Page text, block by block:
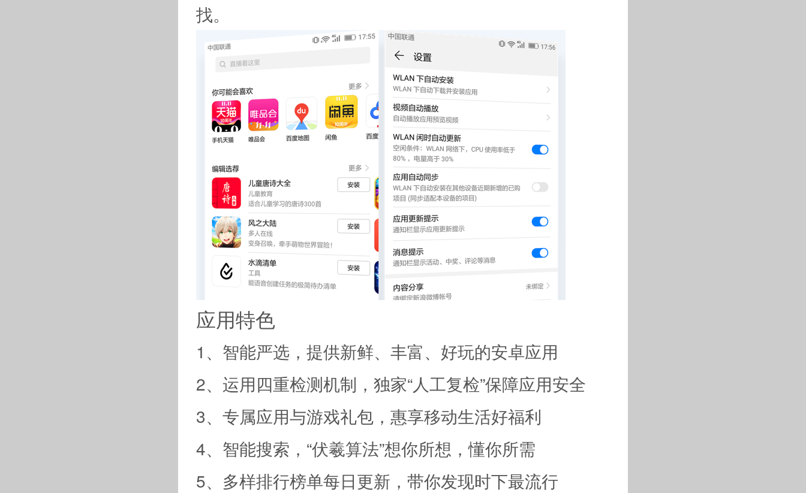
找。
应用特色
1、智能严选，提供新鲜、丰富、好玩的安卓应用
2、运用四重检测机制，独家“人工复检”保障应用安全
3、专属应用与游戏礼包，惠享移动生活好福利
4、智能搜索，“伏羲算法”想你所想，懂你所需
5、多样排行榜单每日更新，带你发现时下最流行